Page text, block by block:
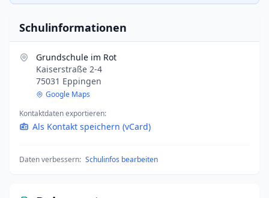
Schulinformationen
Grundschule im Rot
Kaiserstraße 2-4
75031 Eppingen
Google Maps
Kontaktdaten exportieren:
Als Kontakt speichern (vCard)
Daten verbessern: Schulinfos bearbeiten